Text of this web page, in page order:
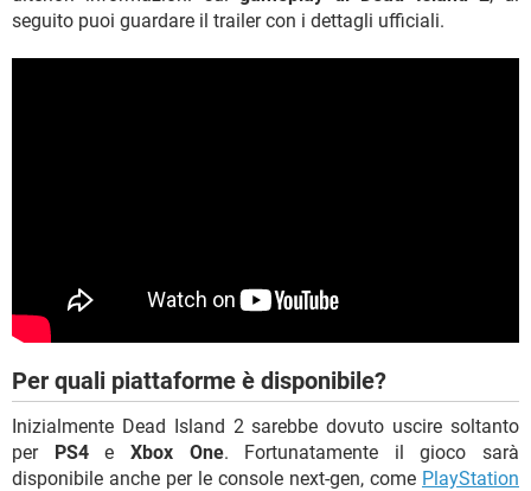
seguito puoi guardare il trailer con i dettagli ufficiali.
Per quali piattaforme è disponibile?
Inizialmente Dead Island 2 sarebbe dovuto uscire soltanto
per PS4e Xbox One. Fortunatamente il gioco sarà
disponibile anche per le console next-gen, come PlayStation